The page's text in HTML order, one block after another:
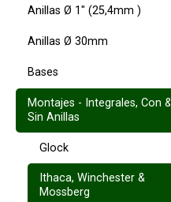
Anillas Ø 1" (25,4mm )
Anillas Ø 30mm
Bases
Montajes - Integrales, Con &
Sin Anillas
Glock
Ithaca, Winchester &
Mossberg
Converta (48310), para: